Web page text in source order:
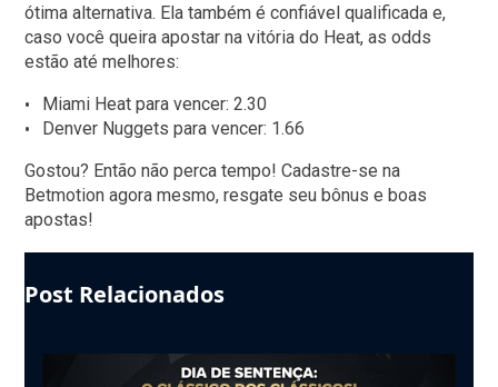
ótima alternativa. Ela também é confiável qualificada e,
caso você queira apostar na vitória do Heat, as odds
estão até melhores:
Miami Heat para vencer: 2.30
Denver Nuggets para vencer: 1.66
Gostou? Então não perca tempo! Cadastre-se na
Betmotion agora mesmo, resgate seu bônus e boas
apostas!
Post Relacionados
Use